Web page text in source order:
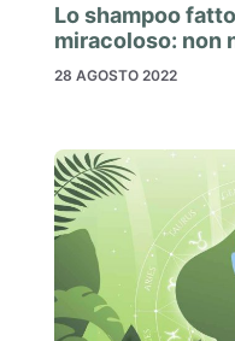
Lo shampoo
miracoloso: non
28 AGOSTO 2022